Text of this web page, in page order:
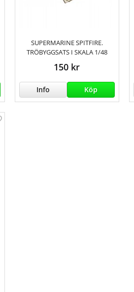
SUPERMARINE SPITFIRE.
TRÖBYGGSATS I SKALA 1/48
150 kr
Info Köp